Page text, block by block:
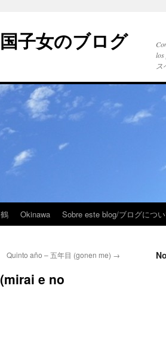
子女のブログ
los
Okinawa Sobre este blog/ブログにつ
Quinto año – 五年目 (gonen me) →
e no